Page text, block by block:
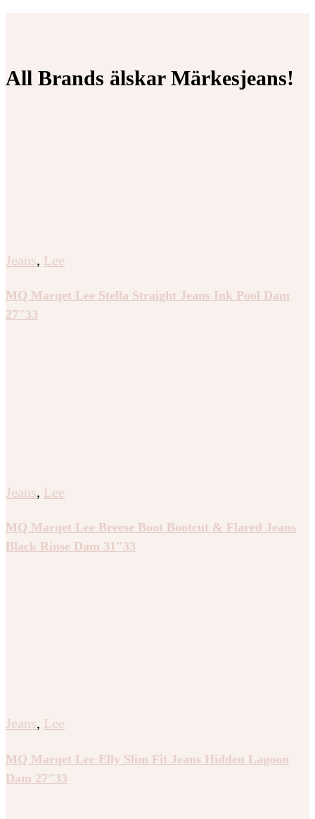
All Brands älskar Märkesjeans!
Jeans, Lee
MQ Marqet Lee Stella Straight Jeans Ink Pool Dam
27″33
Jeans, Lee
MQ Marqet Lee Breese Boot Bootcut & Flared Jeans
Black Rinse Dam 31″33
Jeans, Lee
MQ Marqet Lee Elly Slim Fit Jeans Hidden Lagoon
Dam 27″33